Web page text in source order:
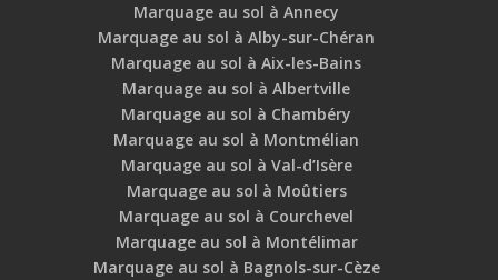
Marquage au sol à Annecy
Marquage au sol à Alby-sur-Chéran
Marquage au sol à Aix-les-Bains
Marquage au sol à Albertville
Marquage au sol à Chambéry
Marquage au sol à Montmélian
Marquage au sol à Val-d’Isère
Marquage au sol à Moûtiers
Marquage au sol à Courchevel
Marquage au sol à Montélimar
Marquage au sol à Bagnols-sur-Cèze